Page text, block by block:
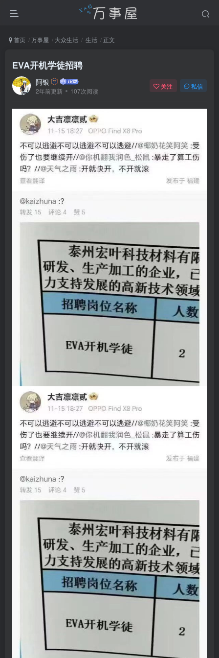
首页 万事屋 大众生活 生活 正文
EVA开机学徒招聘
阿银
2年前更新 107次阅读
关注 私信